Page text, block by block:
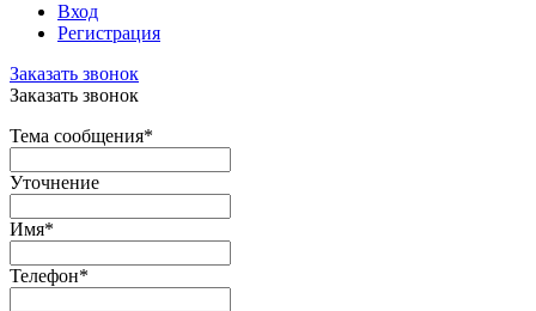
Вход
Регистрация
Заказать звонок
Заказать звонок
Тема сообщения*
Уточнение
Имя*
Телефон*